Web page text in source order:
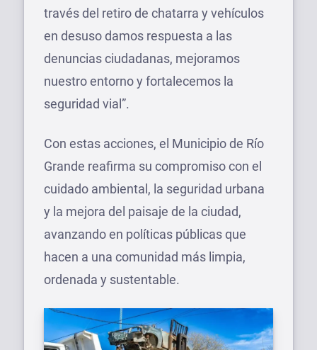
través del retiro de chatarra y vehículos
en desuso damos respuesta a las
denuncias ciudadanas, mejoramos
nuestro entorno y fortalecemos la
seguridad vial”.
Con estas acciones, el Municipio de Río
Grande reafirma su compromiso con el
cuidado ambiental, la seguridad urbana
y la mejora del paisaje de la ciudad,
avanzando en políticas públicas que
hacen a una comunidad más limpia,
ordenada y sustentable.